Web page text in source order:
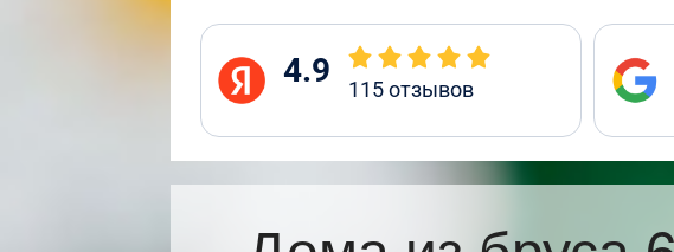
4.9 115отзывов